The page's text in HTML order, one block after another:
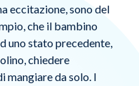
eccitazione, sono del
che il bambino
uno stato precedente,
chiedere
mangiare da solo. I